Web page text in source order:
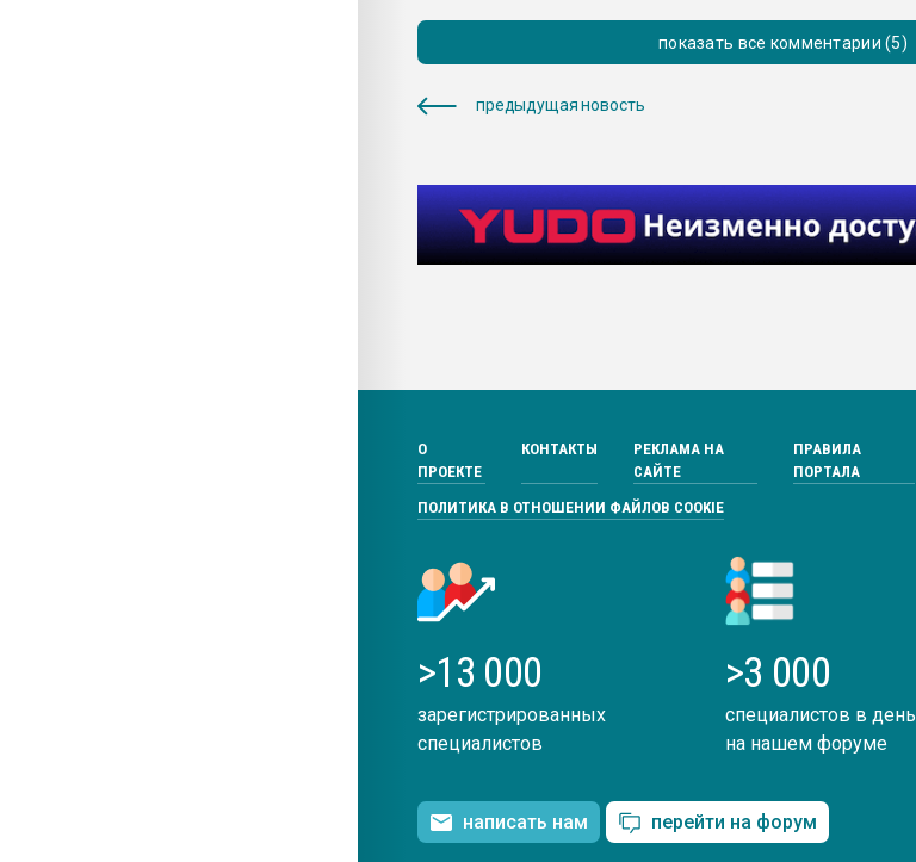
показать все комментарии (5)
предыдущая новость
О
ПРОЕКТЕ
КОНТАКТЫ
РЕКЛАМА НА
САЙТЕ
ПРАВИЛА
ПОРТАЛА
ПОЛИТИКА В ОТНОШЕНИИ ФАЙЛОВ COOKIE
>13 000
зарегистрированных
специалистов
>3 000
специалистов в день
на нашем форуме
написать нам перейти на форум